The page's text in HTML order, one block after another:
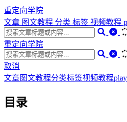
重定向学院
文章 图文教程 分类 标签 视频教程
重定向学院
取消
文章图文教程分类标签视频教程
目录